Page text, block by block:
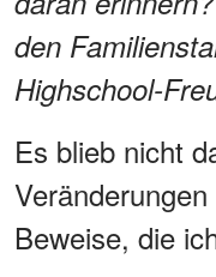
den
Highschool-
Es blieb nicht
Beweise, die